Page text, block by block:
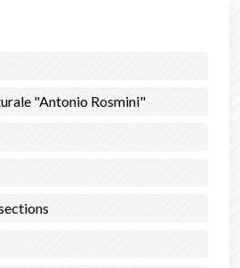
"Antonio Rosmini"